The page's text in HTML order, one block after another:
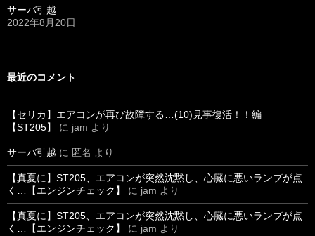
サーバ引越
2022年8月20日
最近のコメント
【セリカ】エアコンが再び故障する…(10)見事復活！！編
【ST205】
に jam より
サーバ引越 に 匿名 より
【真夏に】ST205、エアコンが突然沈黙し、心臓に悪いランプが点
く…【エンジンチェック】
に jam より
【真夏に】ST205、エアコンが突然沈黙し、心臓に悪いランプが点
く…【エンジンチェック】
に jam より